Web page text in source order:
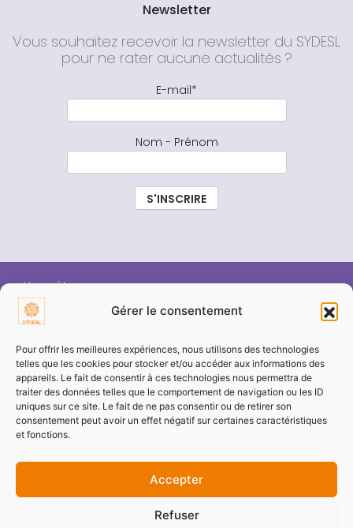
Gérer le consentement
Pour offrir les meilleures expériences, nous utilisons des technologies
telles que les cookies pour stocker et/ou accéder aux informations des
appareils. Le fait de consentir à ces technologies nous permettra de
traiter des données telles que le comportement de navigation ou les ID
uniques sur ce site. Le fait de ne pas consentir ou de retirer son
consentement peut avoir un effet négatif sur certaines caractéristiques
et fonctions.
Accepter
Refuser
Newsletter
Vous souhaitez recevoir la newsletter du SYDESL
pour ne rater aucune actualités ?
E-mail*
Nom - Prénom
Vous êtes :
COMMUNE / COLLECTIVITÉ
PARTICULIER